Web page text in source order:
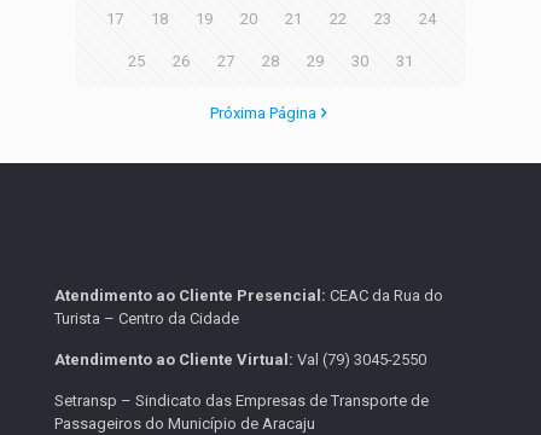
17 18 19 20 21 22 23 24
25 26 27 28 29 30 31
Próxima Página
Atendimento ao Cliente Presencial: CEAC da Rua do
Turista – Centro da Cidade
Atendimento ao Cliente Virtual: Val (79) 3045-2550
Setransp – Sindicato das Empresas de Transporte de
Passageiros do Município de Aracaju